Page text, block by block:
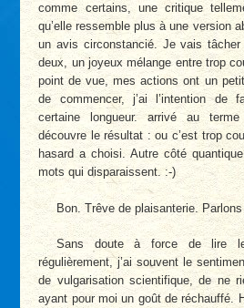
comme certains, une critique
qu’elle ressemble plus à une version
un avis circonstancié. Je vais
deux, un joyeux mélange entre trop
point de vue, mes actions ont un
de commencer, j’ai l’intention de
certaine longueur. arrivé au
découvre le résultat : ou c’est trop
hasard a choisi. Autre côté
mots qui disparaissent. :-)
Bon. Trêve de plaisanterie.
Sans doute à force de lire
régulièrement, j’ai souvent le
de vulgarisation scientifique, de ne
ayant pour moi un goût de réchauffé.